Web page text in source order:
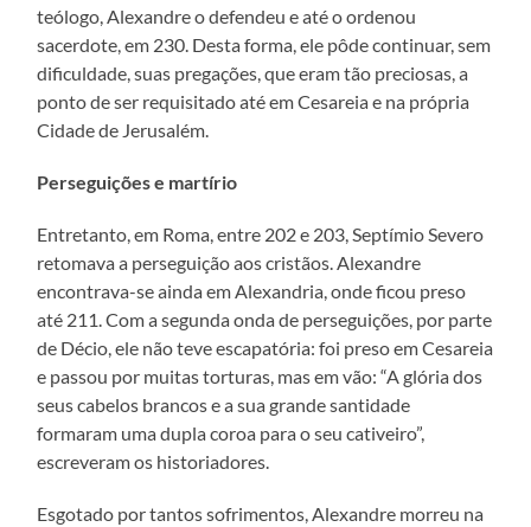
teólogo, Alexandre o defendeu e até o ordenou
sacerdote, em 230. Desta forma, ele pôde continuar, sem
dificuldade, suas pregações, que eram tão preciosas, a
ponto de ser requisitado até em Cesareia e na própria
Cidade de Jerusalém.
Perseguições e martírio
Entretanto, em Roma, entre 202 e 203, Septímio Severo
retomava a perseguição aos cristãos. Alexandre
encontrava-se ainda em Alexandria, onde ficou preso
até 211. Com a segunda onda de perseguições, por parte
de Décio, ele não teve escapatória: foi preso em Cesareia
e passou por muitas torturas, mas em vão: “A glória dos
seus cabelos brancos e a sua grande santidade
formaram uma dupla coroa para o seu cativeiro”,
escreveram os historiadores.
Esgotado por tantos sofrimentos, Alexandre morreu na